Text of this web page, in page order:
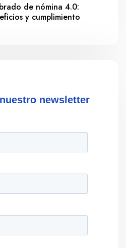
de nómina 4.0:
y cumplimiento
newsletter